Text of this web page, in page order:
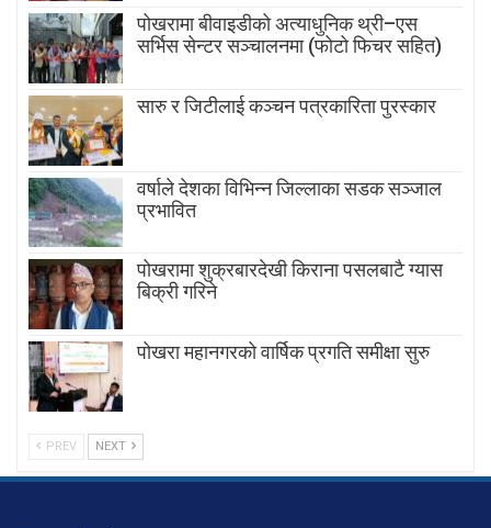
पोखरामा बीवाइडीको अत्याधुनिक थ्री–एस
सर्भिस सेन्टर सञ्चालनमा (फोटो फिचर सहित)
सारु र जिटीलाई कञ्चन पत्रकारिता पुरस्कार
वर्षाले देशका विभिन्न जिल्लाका सडक सञ्जाल
प्रभावित
पोखरामा शुक्रबारदेखी किराना पसलबाटै ग्यास
बिक्री गरिने
पोखरा महानगरको वार्षिक प्रगति समीक्षा सुरु
PREV NEXT